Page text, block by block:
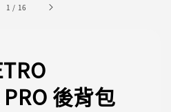
1 / 16
後背包